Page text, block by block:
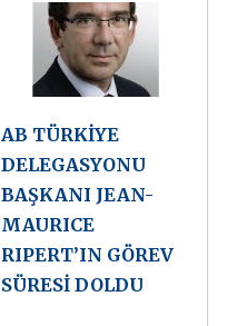
AB TÜRKİYE
DELEGASYONU
BAŞKANI JEAN-
MAURICE
RIPERT’IN GÖREV
SÜRESİ DOLDU